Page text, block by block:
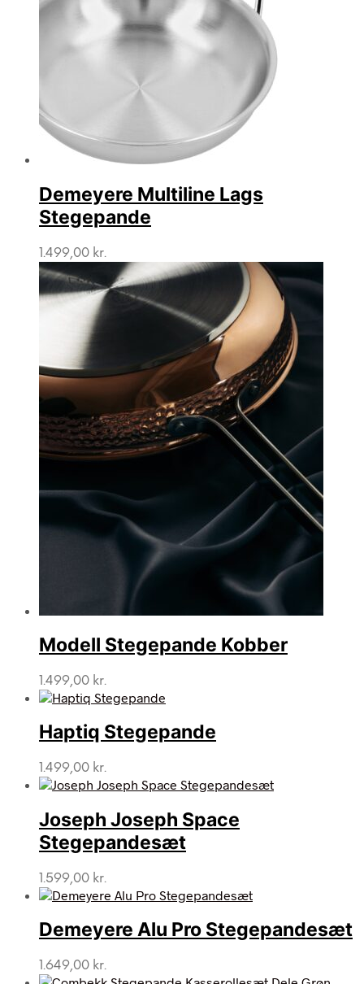
Demeyere Multiline Lags
Stegepande
1.499,00 kr.
Modell Stegepande Kobber
1.499,00 kr.
Haptiq Stegepande
1.499,00 kr.
Joseph Joseph Space
Stegepandesæt
1.599,00 kr.
Demeyere Alu Pro Stegepandesæt
1.649,00 kr.